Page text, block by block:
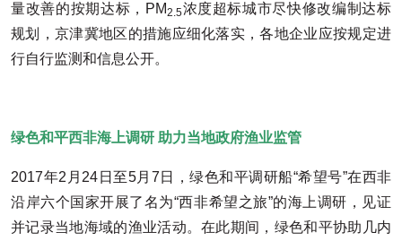
量改善的按期达标，PM2.5浓度超标城市尽快修改编制达标
规划，京津冀地区的措施应细化落实，各地企业应按规定进
行自行监测和信息公开。
绿色和平西非海上调研 助力当地政府渔业监管
2017年2月24日至5月7日，绿色和平调研船“希望号”在西非
沿岸六个国家开展了名为“西非希望之旅”的海上调研，见证
并记录当地海域的渔业活动。在此期间，绿色和平协助几内